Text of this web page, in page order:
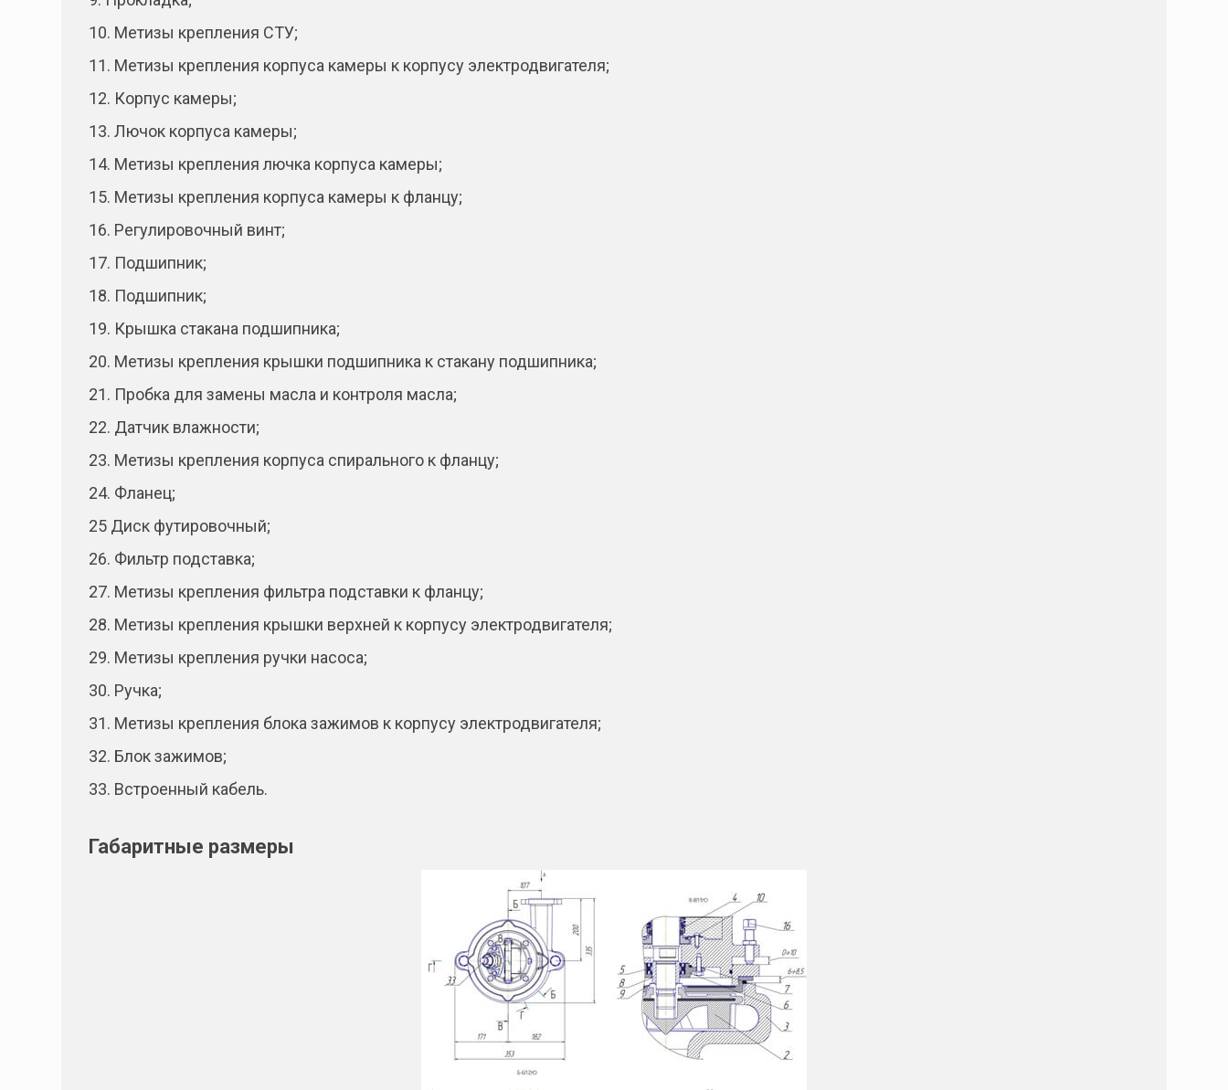
10. Метизы крепления СТУ;
11. Метизы крепления корпуса камеры к корпусу электродвигателя;
12. Корпус камеры;
13. Лючок корпуса камеры;
14. Метизы крепления лючка корпуса камеры;
15. Метизы крепления корпуса камеры к фланцу;
16. Регулировочный винт;
17. Подшипник;
18. Подшипник;
19. Крышка стакана подшипника;
20. Метизы крепления крышки подшипника к стакану подшипника;
21. Пробка для замены масла и контроля масла;
22. Датчик влажности;
23. Метизы крепления корпуса спирального к фланцу;
24. Фланец;
25 Диск футировочный;
26. Фильтр подставка;
27. Метизы крепления фильтра подставки к фланцу;
28. Метизы крепления крышки верхней к корпусу электродвигателя;
29. Метизы крепления ручки насоса;
30. Ручка;
31. Метизы крепления блока зажимов к корпусу электродвигателя;
32. Блок зажимов;
33. Встроенный кабель.
Габаритные размеры